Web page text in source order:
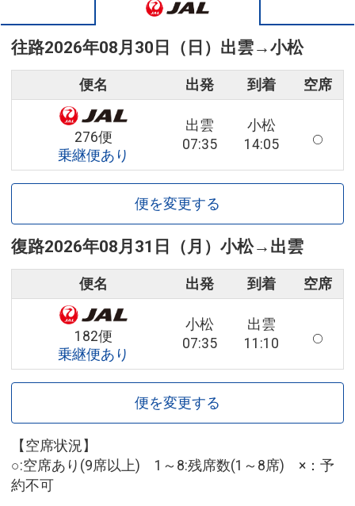
往路2026年08月30日（日） 出雲→小松
便名 出発 到着 空席
276便
乗継便あり
出雲
07:35
小松
14:05
便を変更する
復路2026年08月31日（月） 小松→ 出雲
便名 出発 到着 空席
182便
乗継便あり
小松
07:35
出雲
11:10
便を変更する
【空席状況】
○:空席あり(9席以上) 1～8:残席数(1～8席) ×：予
約不可